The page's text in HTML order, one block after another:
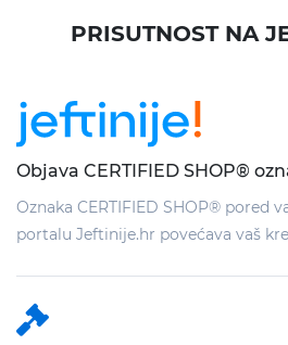
PRISUTNOST NA
Objava CERTIFIED SHOP®
Oznaka CERTIFIED SHOP® pored
portalu Jeftinije.hr povećava vaš